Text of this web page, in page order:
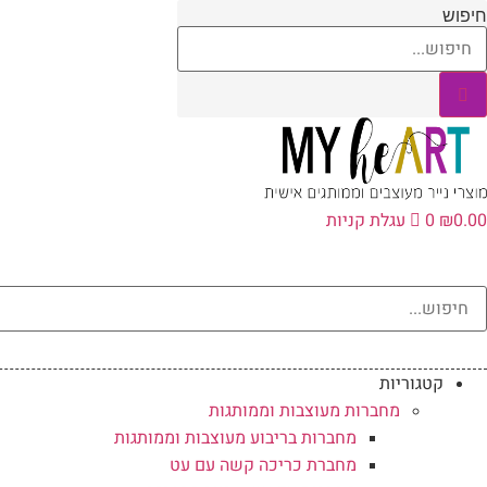
דלג
לתוכן
חיפוש
₪0.00
0 עגלת קניות
קטגוריות
מחברות מעוצבות וממותגות
מחברות בריבוע מעוצבות וממותגות
מחברת כריכה קשה עם עט